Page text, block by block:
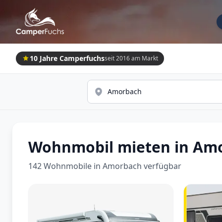
10 Jahre Camperfuchsseit 2016 am Markt
Wohnmobil mieten in
142 Wohnmobile in Amorbach verfügbar